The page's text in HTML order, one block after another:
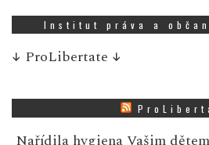
Institut práva a
↓ ProLibertate ↓
Nařídila hygiena Vašim